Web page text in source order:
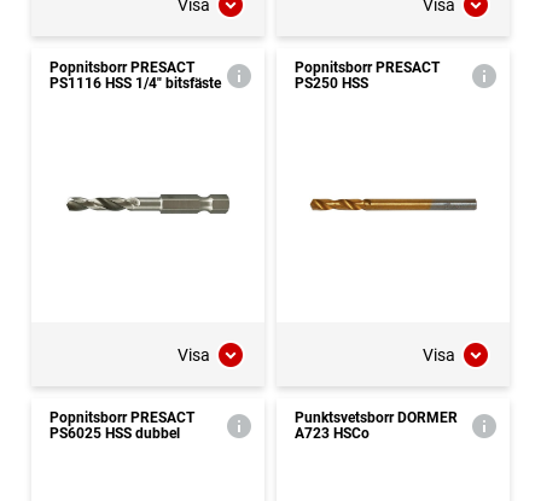
Visa Visa
Popnitsborr PRESACT
PS1116 HSS 1/4" bitsfäste
Visa
Popnitsborr PRESACT
PS250 HSS
Visa
Popnitsborr PRESACT
PS6025 HSS dubbel
Punktsvetsborr DORMER
A723 HSCo